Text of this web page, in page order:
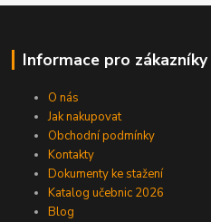
Informace pro zákazníky
O nás
Jak nakupovat
Obchodní podmínky
Kontakty
Dokumenty ke stažení
Katalog učebnic 2026
Blog